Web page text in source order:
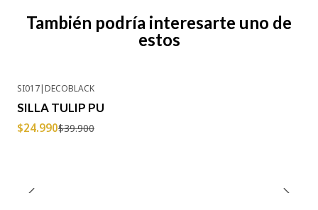
También podría interesarte uno de
estos
SI017|DECOBLACK
SILLA TULIP PU
$24.990$39.900